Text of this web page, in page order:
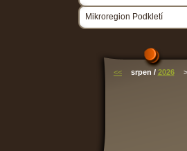
Mikroregion Podkletí
<< srpen / 2026